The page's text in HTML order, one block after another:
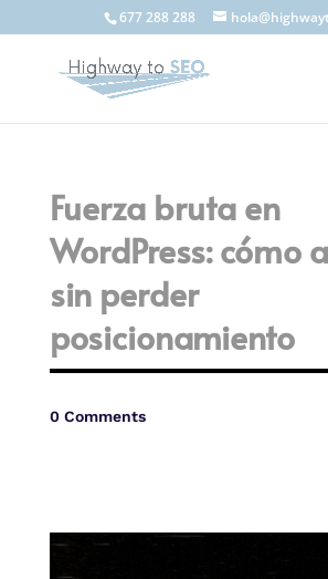
677 288 288
Fuerza bruta en
WordPress: cómo
sin perder
posicionamiento
0 Comments